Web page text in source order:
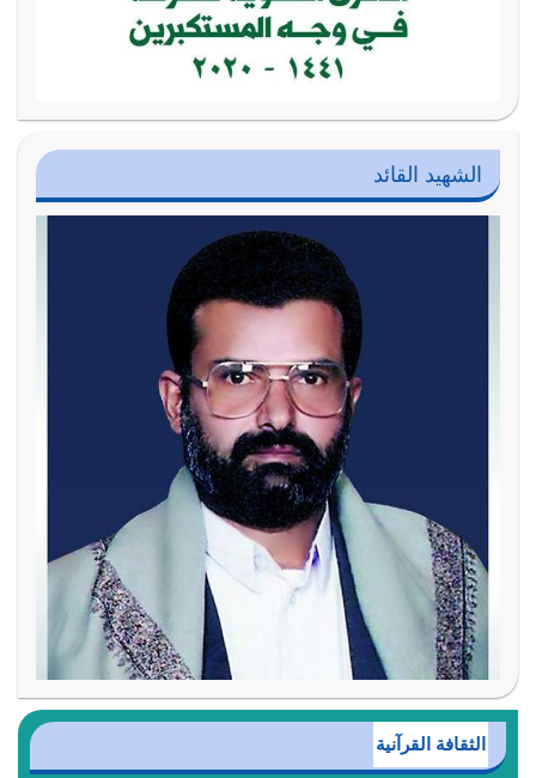
الشهيد القائد
الثقافة القرآنية